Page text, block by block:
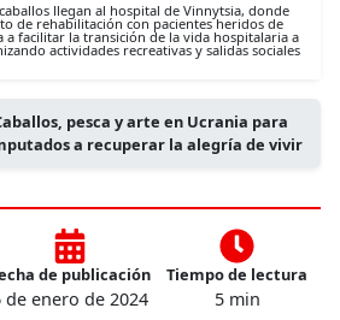
llegan al hospital de Vinnytsia, donde
de rehabilitación con pacientes heridos de
facilitar la transición de la vida hospitalaria a
actividades recreativas y salidas sociales
pesca y arte en Ucrania para
a recuperar la alegría de vivir
de publicación
de enero de 2024
Tiempo de lectura
5 min